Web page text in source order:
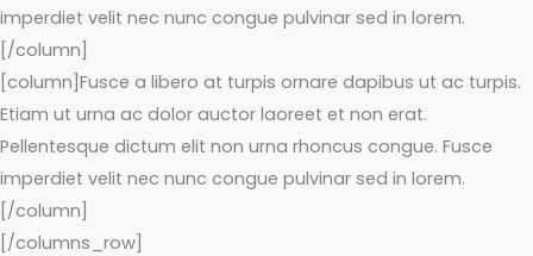
imperdiet velit nec nunc congue pulvinar sed in lorem.
[/column]
[column]Fusce a libero at turpis ornare dapibus ut ac turpis.
Etiam ut urna ac dolor auctor laoreet et non erat.
Pellentesque dictum elit non urna rhoncus congue. Fusce
imperdiet velit nec nunc congue pulvinar sed in lorem.
[/column]
[/columns_row]